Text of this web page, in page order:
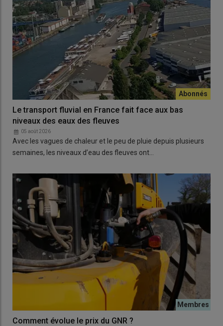
Le transport fluvial en France fait face aux bas
niveaux des eaux des fleuves
05 août 2026
Avec les vagues de chaleur et le peu de pluie depuis plusieurs
semaines, les niveaux d’eau des fleuves ont…
Comment évolue le prix du GNR ?